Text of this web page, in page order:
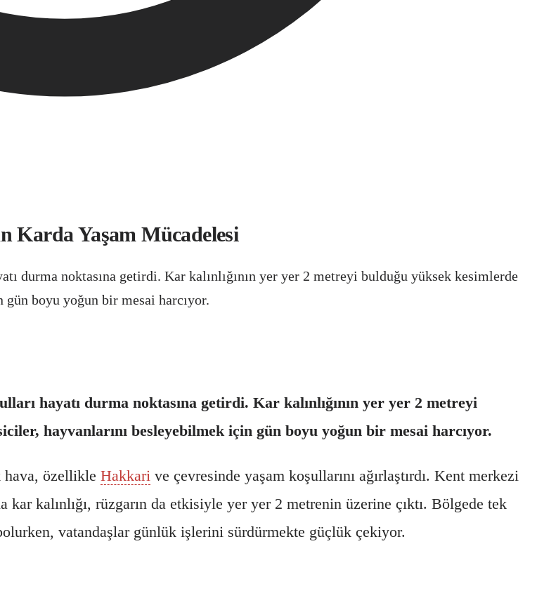
Karda Yaşam Mücadelesi
durma noktasına getirdi. Kar kalınlığının yer yer 2 metreyi bulduğu yüksek kesimlerde
boyu yoğun bir mesai harcıyor.
hayatı durma noktasına getirdi. Kar kalınlığının yer yer 2 metreyi
hayvanlarını besleyebilmek için gün boyu yoğun bir mesai harcıyor.
hava, özellikle Hakkari ve çevresinde yaşam koşullarını ağırlaştırdı. Kent merkezi
kalınlığı, rüzgarın da etkisiyle yer yer 2 metrenin üzerine çıktı. Bölgede tek
vatandaşlar günlük işlerini sürdürmekte güçlük çekiyor.